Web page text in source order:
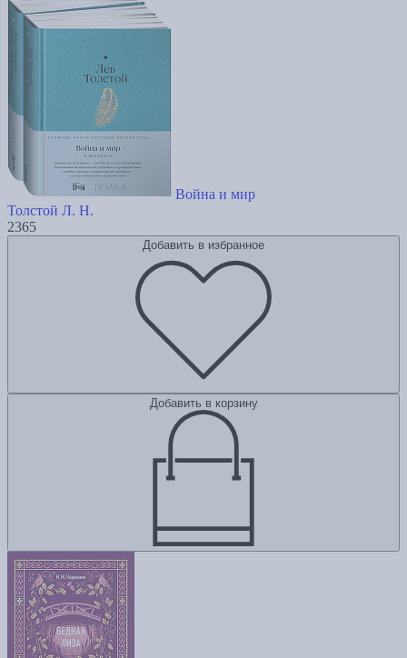
Война и мир
Толстой Л. Н.
2365
Добавить в избранное
Добавить в корзину